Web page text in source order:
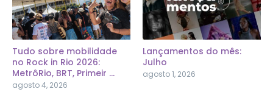
Tudo sobre mobilidade
no Rock in Rio 2026:
MetrôRio, BRT, Primeir ...
agosto 4, 2026
Lançamentos do mês:
Julho
agosto 1, 2026